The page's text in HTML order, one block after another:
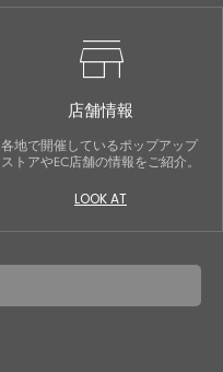
store
店舗情報
各地で開催しているポップアップ
ストアやEC店舗の情報をご紹介。
LOOK AT